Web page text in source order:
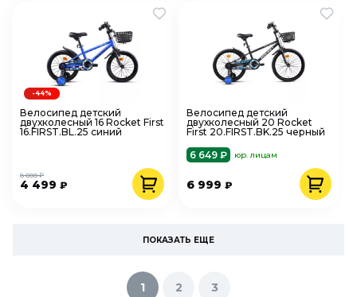
Велосипед детский
двухколесный 16 Rocket First
16.FIRST.BL.25 синий
4 499 ₽
8 000 ₽
-44%
Велосипед детский
двухколесный 20 Rocket
First 20.FIRST.BK.25 черный
6 649 ₽
юр. лицам
6 999₽
ПОКАЗАТЬ ЕЩЕ
1 2 3